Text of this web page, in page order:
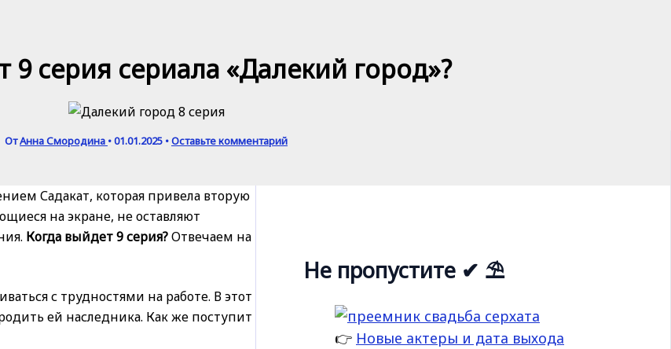
9 серия сериала «Далекий город»?
ОтАнна Смородина •01.01.2025 •Оставьте комментарий
Садакат, которая привела вторую
на экране, не оставляют
Когда выйдет 9 серия?Отвечаем на
с трудностями на работе. В этот
ей наследника. Как же поступит
Не пропустите ✔ ⛱
👉 Новые актеры и дата выхода